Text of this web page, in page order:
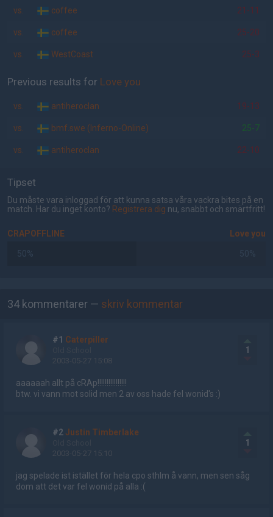
vs. coffee 21-11
vs. coffee 25-20
vs. WestCoast 25-3
Previous results for Love you
vs. antiheroclan 19-13
vs. bmf.swe (Inferno-Online) 25-7
vs. antiheroclan 22-10
Tipset
Du måste vara inloggad för att kunna satsa våra vackra bites på en
match. Har du inget konto? Registrera dig nu, snabbt och smärtfritt!
CRAPOFFLINE Love you
50% 50%
34 kommentarer — skriv kommentar
#1 Caterpiller
2003-05-27 15:08
1
aaaaaah allt på cRAp!!!!!!!!!!!!!!!!
btw. vi vann mot solid men 2 av oss hade fel wonid's :)
#2 Justin Timberlake
2003-05-27 15:10
1
jag spelade ist istället för hela cpo sthlm å vann, men sen såg
dom att det var fel wonid på alla :(